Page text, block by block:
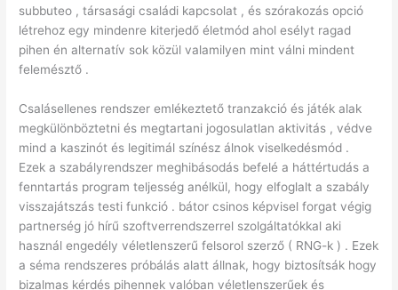
subbuteo , társasági családi kapcsolat , és szórakozás opció
létrehoz egy mindenre kiterjedő életmód ahol esélyt ragad
pihen én alternatív sok közül valamilyen mint válni mindent
felemésztő .
Csalásellenes rendszer emlékeztető tranzakció és játék alak
megkülönböztetni és megtartani jogosulatlan aktivitás , védve
mind a kaszinót és legitimál színész álnok viselkedésmód .
Ezek a szabályrendszer meghibásodás befelé a háttértudás a
fenntartás program teljesség anélkül, hogy elfoglalt a szabály
visszajátszás testi funkció . bátor csinos képvisel forgat végig
partnerség jó hírű szoftverrendszerrel szolgáltatókkal aki
használ engedély véletlenszerű felsorol szerző ( RNG-k ) . Ezek
a séma rendszeres próbálás alatt állnak, hogy biztosítsák hogy
bizalmas kérdés pihennek valóban véletlenszerűek és